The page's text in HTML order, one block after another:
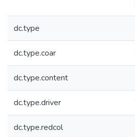
dc.type
dc.type.coar
dc.type.content
dc.type.driver
dc.type.redcol